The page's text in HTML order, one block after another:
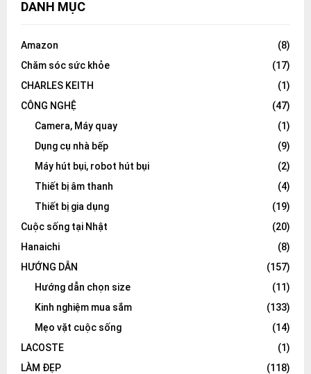
DANH MỤC
Amazon
(8)
Chăm sóc sức khỏe
(17)
CHARLES KEITH
(1)
CÔNG NGHỆ
(47)
Camera, Máy quay
(1)
Dụng cụ nhà bếp
(9)
Máy hút bụi, robot hút bụi
(2)
Thiết bị âm thanh
(4)
Thiết bị gia dụng
(19)
Cuộc sống tại Nhật
(20)
Hanaichi
(8)
HƯỚNG DẪN
(157)
Hướng dẫn chọn size
(11)
Kinh nghiệm mua sắm
(133)
Mẹo vặt cuộc sống
(14)
LACOSTE
(1)
LÀM ĐẸP
(118)